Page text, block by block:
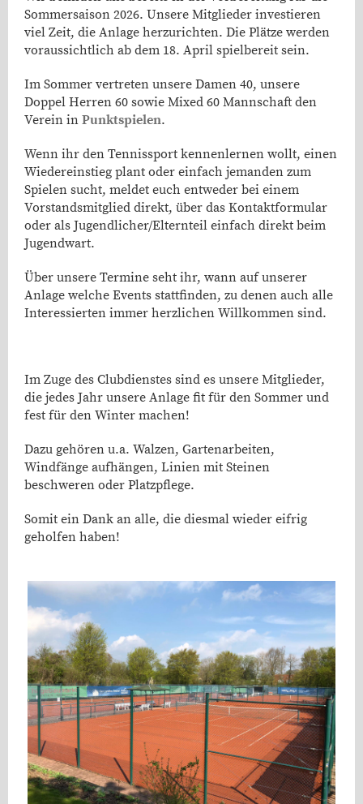
Sommersaison 2026. Unsere Mitglieder investieren
viel Zeit, die Anlage herzurichten. Die Plätze werden
voraussichtlich ab dem 18. April spielbereit sein.
Im Sommer vertreten unsere Damen 40, unsere
Doppel Herren 60 sowie Mixed 60 Mannschaft den
Verein in Punktspielen.
Wenn ihr den Tennissport kennenlernen wollt, einen
Wiedereinstieg plant oder einfach jemanden zum
Spielen sucht, meldet euch entweder bei einem
Vorstandsmitglied direkt, über das Kontaktformular
oder als Jugendlicher/Elternteil einfach direkt beim
Jugendwart.
Über unsere Termine seht ihr, wann auf unserer
Anlage welche Events stattfinden, zu denen auch alle
Interessierten immer herzlichen Willkommen sind.
Im Zuge des Clubdienstes sind es unsere Mitglieder,
die jedes Jahr unsere Anlage fit für den Sommer und
fest für den Winter machen!
Dazu gehören u.a. Walzen, Gartenarbeiten,
Windfänge aufhängen, Linien mit Steinen
beschweren oder Platzpflege.
Somit ein Dank an alle, die diesmal wieder eifrig
geholfen haben!